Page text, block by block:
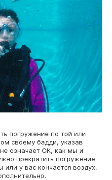
погружение по той или
своему бадди, указав
означает ОК, как мы и
прекратить погружение
у вас кончается воздух,